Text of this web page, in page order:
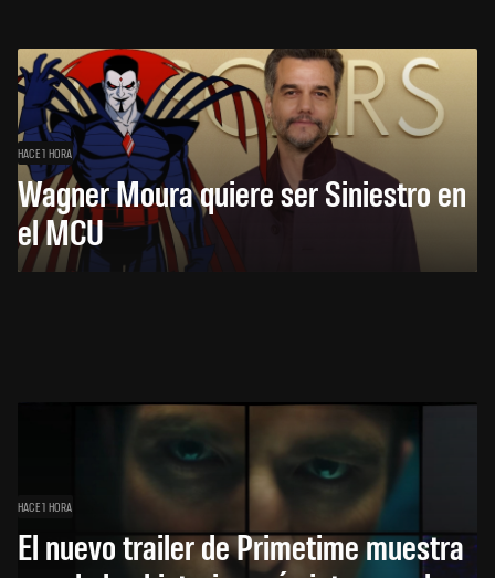
HACE 1 HORA
Wagner Moura quiere ser Siniestro en
el MCU
HACE 1 HORA
El nuevo trailer de Primetime muestra